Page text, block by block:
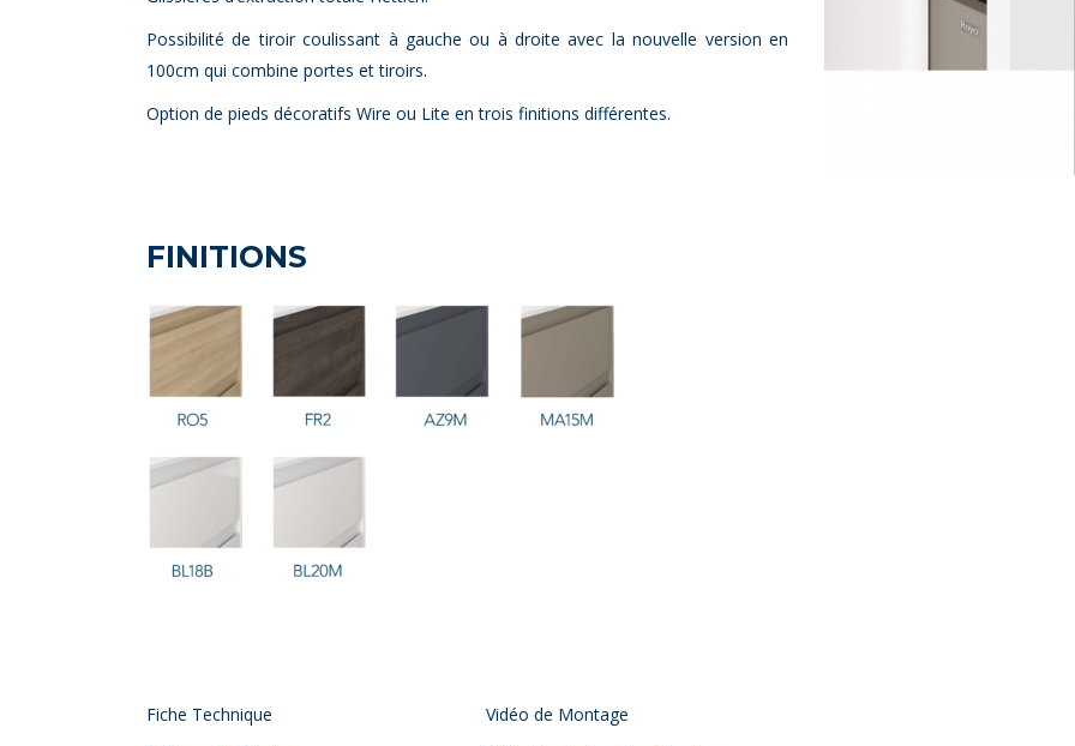
Possibilité de tiroir coulissant à gauche ou à droite avec la nouvelle version en
100cm qui combine portes et tiroirs.
Option de pieds décoratifs Wire ou Lite en trois finitions différentes.
FINITIONS
Fiche Technique
Vidéo de Montage